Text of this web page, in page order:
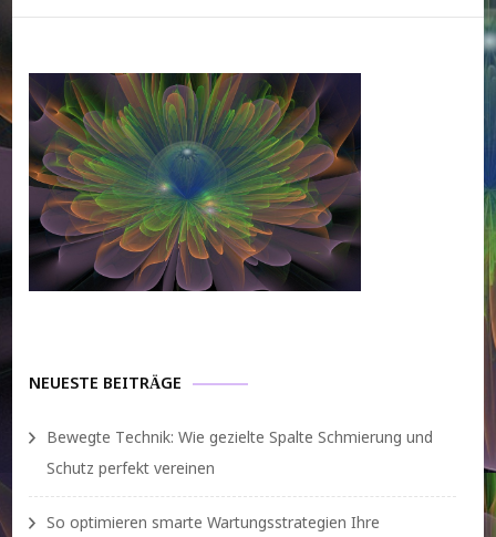
NEUESTE BEITRÄGE
Bewegte Technik: Wie gezielte Spalte Schmierung und
Schutz perfekt vereinen
So optimieren smarte Wartungsstrategien Ihre